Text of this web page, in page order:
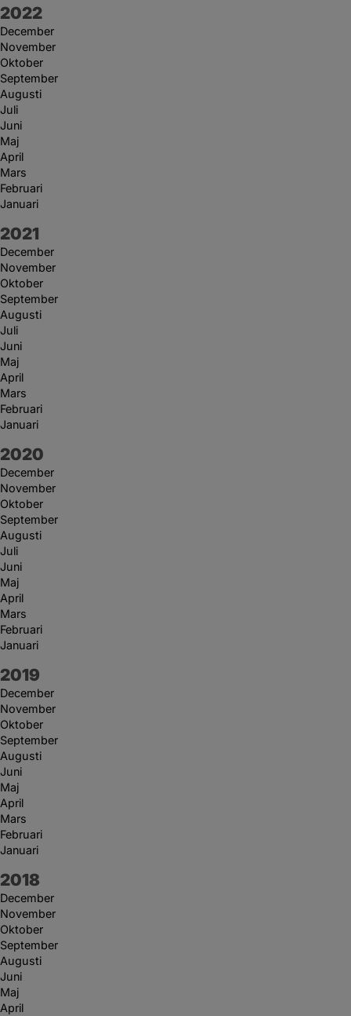
År:
2022
December
November
Oktober
September
Augusti
Juli
Juni
Maj
April
Mars
Februari
Januari
År:
2021
December
November
Oktober
September
Augusti
Juli
Juni
Maj
April
Mars
Februari
Januari
År:
2020
December
November
Oktober
September
Augusti
Juli
Juni
Maj
April
Mars
Februari
Januari
År:
2019
December
November
Oktober
September
Augusti
Juni
Maj
April
Mars
Februari
Januari
År:
2018
December
November
Oktober
September
Augusti
Juni
Maj
April